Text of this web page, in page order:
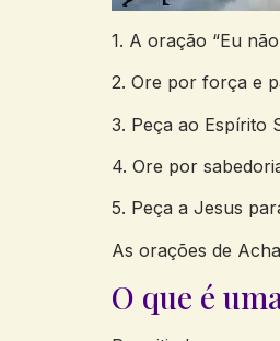
1. A oração “Eu
2. Ore por força e
3. Peça ao Espírito
4. Ore por
5. Peça a Jesus
As orações de
O que é